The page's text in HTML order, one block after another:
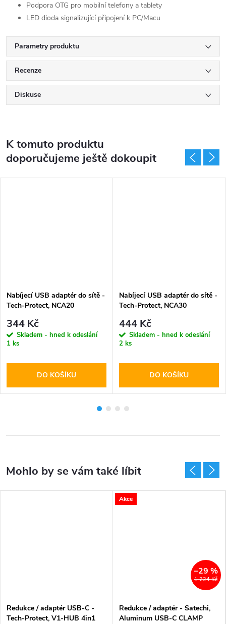
Podpora OTG pro mobilní telefony a tablety
LED dioda signalizující připojení k PC/Macu
Parametry produktu
Recenze
Diskuse
K tomuto produktu
doporučujeme ještě dokoupit
Nabíjecí USB adaptér do sítě -
Tech-Protect, NCA20
344 Kč
Skladem - hned k odeslání
1 ks
DO KOŠÍKU
Nabíjecí USB adaptér do sítě -
Tech-Protect, NCA30
444 Kč
Skladem - hned k odeslání
2 ks
DO KOŠÍKU
Redukce / adaptér USB-C -
Tech-Protect, V1-HUB 4in1
Akce
1 224 Kč
–29 %
Redukce / adaptér - Satechi,
Aluminum USB-C CLAMP